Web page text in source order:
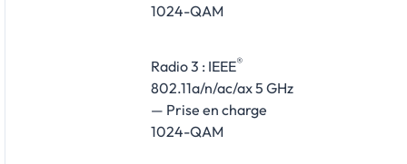
1024-QAM
Radio 3 : IEEE®
802.11a/n/ac/ax 5 GHz
— Prise en charge
1024-QAM